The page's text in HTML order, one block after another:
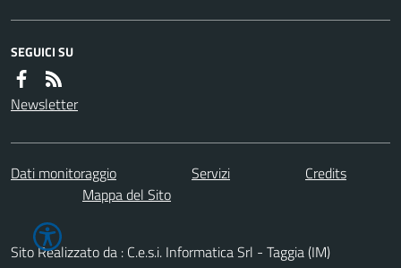
SEGUICI SU
Newsletter
Dati monitoraggio Servizi
Credits
Mappa del Sito
Sito Realizzato da : C.e.s.i. Informatica Srl - Taggia (IM)